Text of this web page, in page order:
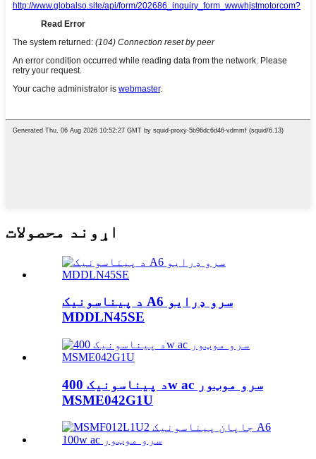
اړوند محصولات
د پیناسونیک A6 سرو ډرایو
MDDLN45SE
د پیناسونیک 400w ac سرو موټور
MSME042G1U